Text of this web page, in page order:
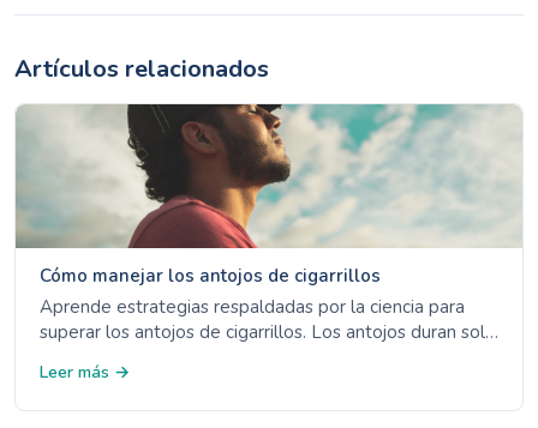
Artículos relacionados
Cómo manejar los antojos de cigarrillos
Aprende estrategias respaldadas por la ciencia para
superar los antojos de cigarrillos. Los antojos duran solo
manejo de desencadenantes.
Leer más →